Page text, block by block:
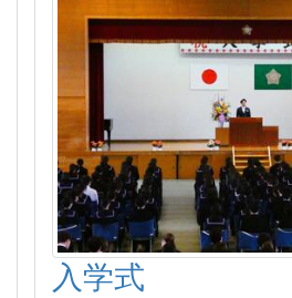
入学式